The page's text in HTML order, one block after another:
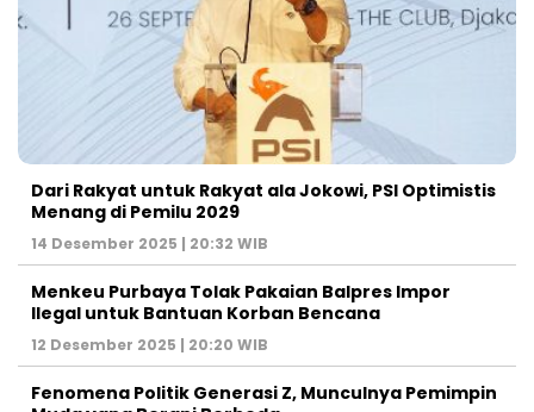
Dari Rakyat untuk Rakyat ala Jokowi, PSI Optimistis
Menang di Pemilu 2029
14 Desember 2025 | 20:32 WIB
Menkeu Purbaya Tolak Pakaian Balpres Impor
Ilegal untuk Bantuan Korban Bencana
12 Desember 2025 | 20:20 WIB
Fenomena Politik Generasi Z, Munculnya Pemimpin